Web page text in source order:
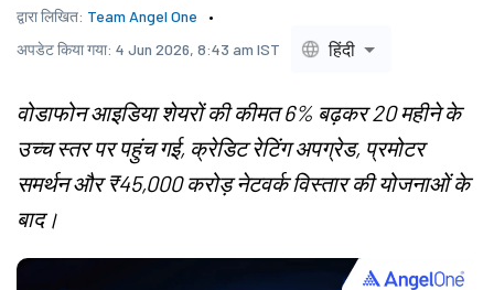
द्वारा लिखित: Team Angel One
अपडेट किया गया: 4 Jun 2026, 8:43 am IST हिंदी
वोडाफोन आइडिया शेयरों की कीमत 6% बढ़कर 20 महीने के
उच्च स्तर पर पहुंच गई, क्रेडिट रेटिंग अपग्रेड, प्रमोटर
समर्थन और ₹45,000 करोड़ नेटवर्क विस्तार की योजनाओं के
बाद।